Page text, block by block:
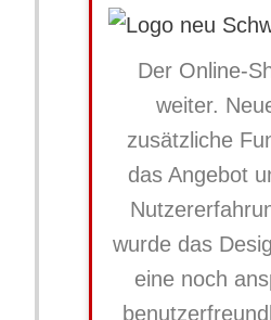
Der Online-
weiter.
zusätzliche
das Angebot
wurde das
eine noch